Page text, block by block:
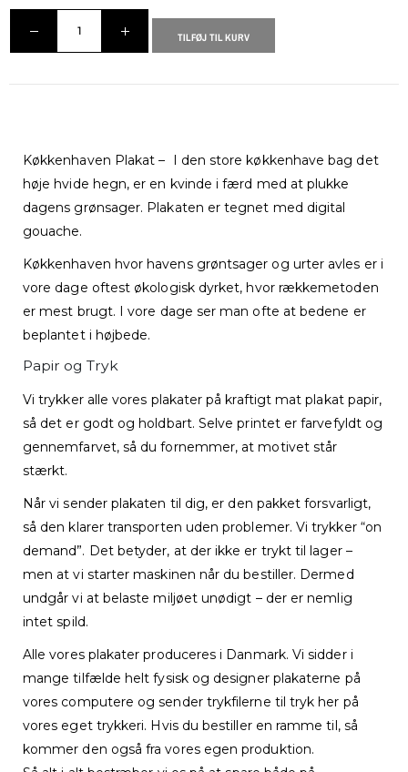
TILFØJ TIL KURV
Køkkenhaven Plakat – I den store køkkenhave bag det
høje hvide hegn, er en kvinde i færd med at plukke
dagens grønsager. Plakaten er tegnet med digital
gouache.
Køkkenhaven hvor havens grøntsager og urter avles er i
vore dage oftest økologisk dyrket, hvor rækkemetoden
er mest brugt. I vore dage ser man ofte at bedene er
beplantet i højbede.
Papir og Tryk
Vi trykker alle vores plakater på kraftigt mat plakat papir,
så det er godt og holdbart. Selve printet er farvefyldt og
gennemfarvet, så du fornemmer, at motivet står
stærkt.
Når vi sender plakaten til dig, er den pakket forsvarligt,
så den klarer transporten uden problemer. Vi trykker “on
demand”. Det betyder, at der ikke er trykt til lager –
men at vi starter maskinen når du bestiller. Dermed
undgår vi at belaste miljøet unødigt – der er nemlig
intet spild.
Alle vores plakater produceres i Danmark. Vi sidder i
mange tilfælde helt fysisk og designer plakaterne på
vores computere og sender trykfilerne til tryk her på
vores eget trykkeri. Hvis du bestiller en ramme til, så
kommer den også fra vores egen produktion.